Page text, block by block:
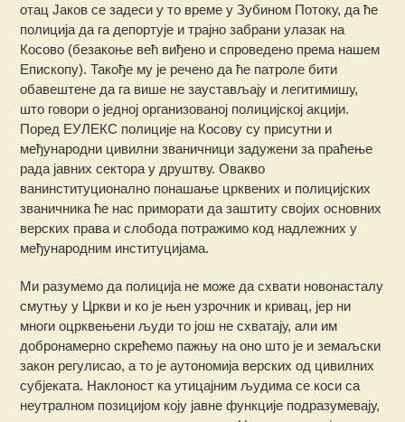
отац Јаков се задеси у то време у Зубином Потоку, да ће
полиција да га депортује и трајно забрани улазак на
Косово (безакоње већ виђено и спроведено према нашем
Епископу). Такође му је речено да ће патроле бити
обавештене да га више не заустављају и легитимишу,
што говори о једној организованој полицијској акцији.
Поред ЕУЛЕКС полиције на Косову су присутни и
међународни цивилни званичници задужени за праћење
рада јавних сектора у друштву. Овакво
ванинституционално понашање црквених и полицијских
званичника ће нас приморати да заштиту својих основних
верских права и слобода потражимо код надлежних у
међународним институцијама.
Ми разумемо да полиција не може да схвати новонасталу
смутњу у Цркви и ко је њен узрочник и кривац, јер ни
многи оцрквењени људи то још не схватају, али им
добронамерно скрећемо пажњу на оно што је и земаљски
закон регулисао, а то је аутономија верских од цивилних
субјеката. Наклоност ка утицајним људима се коси са
неутралном позицијом коју јавне функције подразумевају,